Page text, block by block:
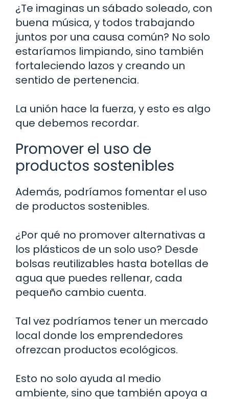
¿Te imaginas un sábado soleado, con
buena música, y todos trabajando
juntos por una causa común? No solo
estaríamos limpiando, sino también
fortaleciendo lazos y creando un
sentido de pertenencia.
La unión hace la fuerza, y esto es algo
que debemos recordar.
Promover el uso de
productos sostenibles
Además, podríamos fomentar el uso
de productos sostenibles.
¿Por qué no promover alternativas a
los plásticos de un solo uso? Desde
bolsas reutilizables hasta botellas de
agua que puedes rellenar, cada
pequeño cambio cuenta.
Tal vez podríamos tener un mercado
local donde los emprendedores
ofrezcan productos ecológicos.
Esto no solo ayuda al medio
ambiente, sino que también apoya a